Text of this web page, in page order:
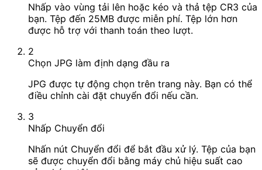
Nhấp vào vùng tải lên hoặc kéo và thả tệp CR3 của
bạn. Tệp đến 25MB được miễn phí. Tệp lớn hơn
được hỗ trợ với thanh toán theo lượt.
2
Chọn JPG làm định dạng đầu ra
JPG được tự động chọn trên trang này. Bạn có thể
điều chỉnh cài đặt chuyển đổi nếu cần.
3
Nhấp Chuyển đổi
Nhấn nút Chuyển đổi để bắt đầu xử lý. Tệp của bạn
sẽ được chuyển đổi bằng máy chủ hiệu suất cao